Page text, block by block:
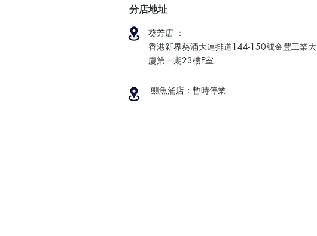
分店地址
葵芳店 ：
香港新界葵涌大連排道144-150號金豐工業大
廈第一期23樓F室
鰂魚涌店：暫時停業